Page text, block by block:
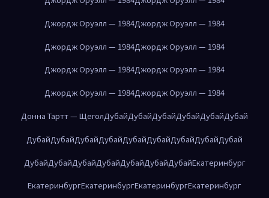
Джордж Оруэлл — 1984Джордж Оруэлл — 1984
Джордж Оруэлл — 1984Джордж Оруэлл — 1984
Джордж Оруэлл — 1984Джордж Оруэлл — 1984
Джордж Оруэлл — 1984Джордж Оруэлл — 1984
Донна Тартт — ЩеголДубайДубайДубайДубайДубайДубай
ДубайДубайДубайДубайДубайДубайДубайДубайДубай
ДубайДубайДубайДубайДубайДубайДубайЕкатеринбург
ЕкатеринбургЕкатеринбургЕкатеринбургЕкатеринбург